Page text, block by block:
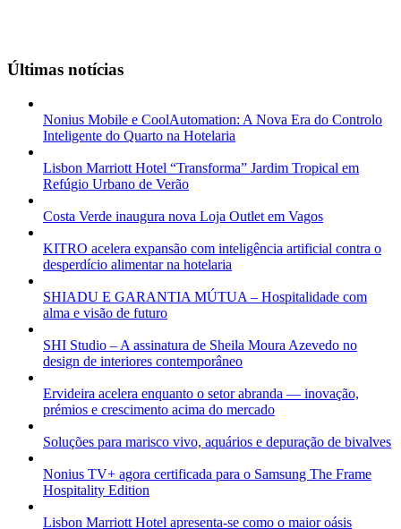
Últimas notícias
Nonius Mobile e CoolAutomation: A Nova Era do Controlo
Inteligente do Quarto na Hotelaria
Lisbon Marriott Hotel “Transforma” Jardim Tropical em
Refúgio Urbano de Verão
Costa Verde inaugura nova Loja Outlet em Vagos
KITRO acelera expansão com inteligência artificial contra o
desperdício alimentar na hotelaria
SHIADU E GARANTIA MÚTUA – Hospitalidade com
alma e visão de futuro
SHI Studio – A assinatura de Sheila Moura Azevedo no
design de interiores contemporâneo
Ervideira acelera enquanto o setor abranda — inovação,
prémios e crescimento acima do mercado
Soluções para marisco vivo, aquários e depuração de bivalves
Nonius TV+ agora certificada para o Samsung The Frame
Hospitality Edition
Lisbon Marriott Hotel apresenta-se como o maior oásis